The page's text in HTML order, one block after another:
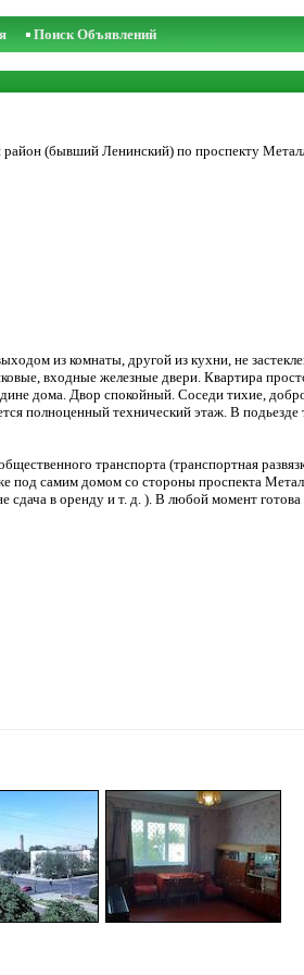
Поиск Объявлений
(бывший Ленинский) по проспекту
из комнаты, другой из кухни, не
входные железные двери. Квартира
дома. Двор спокойный. Соседи тихие,
полноценный технический этаж. В подьезде
транспорта (транспортная
под самим домом со стороны проспекта
сдача в оренду и т. д. ). В любой момент